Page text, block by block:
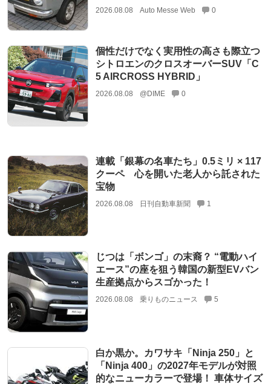
2026.08.08 Auto Messe Web 0
個性だけでなく実用性の高さも際立つ
シトロエンのクロスオーバーSUV「C
5 AIRCROSS HYBRID」
2026.08.08 @DIME 0
連載「銀幕の名車たち」0.5ミリ × 117
クーペ 心を開いた老人から託された
宝物
2026.08.08 日刊自動車新聞 1
じつは「ボンゴ」の末裔？ “電動ハイ
エース”の座を狙う韓国の新型EVバン
生産拠点からスゴかった！
2026.08.08 乗りものニュース 5
白か黒か。カワサキ「Ninja 250」と
「Ninja 400」の2027年モデルが対照
的なニューカラーで登場！ 車体サイズ